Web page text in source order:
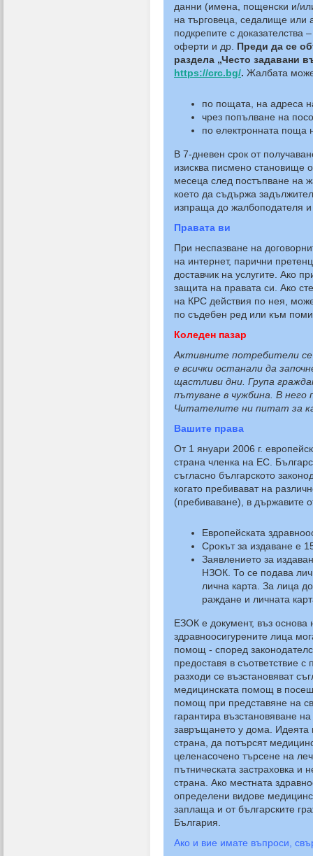
данни (имена, пощенски и/
на търговеца, седалище или
подкрепите с доказателства
оферти и др. Преди да се
раздела „Често задавани
https://crc.bg/. Жалбата
по пощата, на адреса
чрез попълване на
по електронната поща
В 7-дневен срок от
изисква писмено становище
месеца след постъпване на
което да съдържа
изпраща до жалбоподателя
Правата ви
При неспазване на
на интернет, парични
доставчик на услугите. Ако
защита на правата си. Ако
на КРС действия по нея,
по съдебен ред или към
Коледен пазар
Активните потребители
е всички останали да
щастливи дни. Група
пътуване в чужбина. В него
Читателите ни питат за
Вашите права
От 1 януари 2006 г.
страна членка на ЕС.
съгласно българското
когато пребивават на
(пребиваване), в държавите
Европейската
Срокът за издаване е
Заявлението за
НЗОК. То се подава
лична карта. За лица
раждане и личната
ЕЗОК е документ, въз основа
здравноосигурените лица
помощ - според
предоставя в съответствие
разходи се възстановяват
медицинската помощ в
помощ при представяне на
гарантира възстановяване
завръщането у дома. Идеята
страна, да потърсят
целенасочено търсене на
пътническата застраховка и
страна. Ако местната
определени видове
заплаща и от българските
България.
Ако и вие имате въпроси,